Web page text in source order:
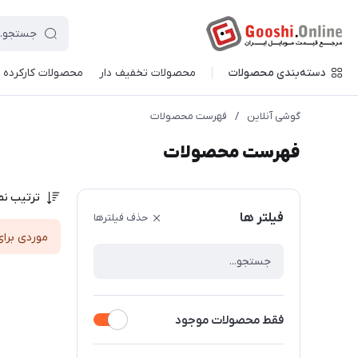
دسته‌بندی محصولات محصولات تخفیف دار محصولات کارکرده
گوشی آنلاین / فهرست محصولات
فهرست محصولات
فیلتر ها حذف فیلترها
فقط محصولات موجود
ترتیب
موردی